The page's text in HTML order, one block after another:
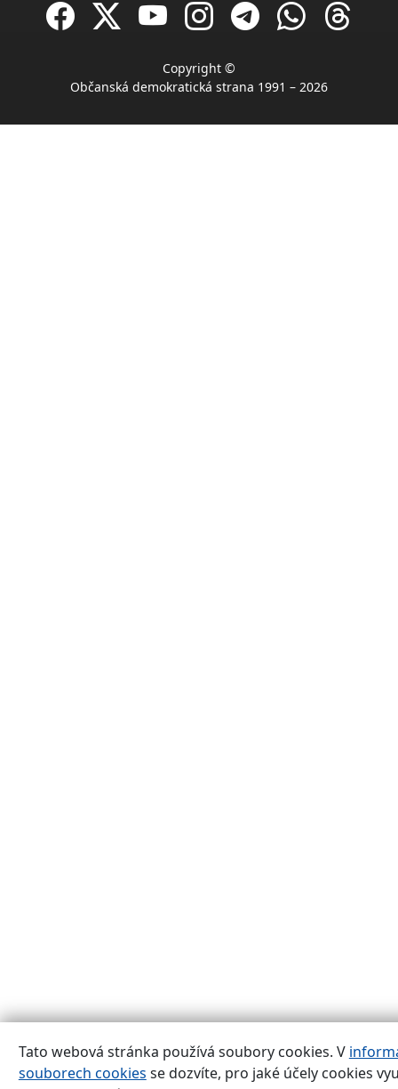
Copyright ©
Občanská demokratická strana 1991 – 2026
Tato webová stránka používá soubory cookies. V
souborech cookies se dozvíte, pro jaké účely cookies